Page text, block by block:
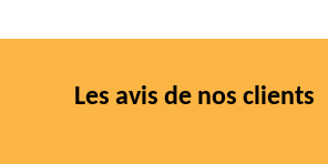
Les avis de nos clients